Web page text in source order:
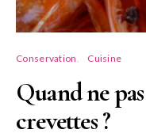
Conservation Cuisine
Quand ne
crevettes ?